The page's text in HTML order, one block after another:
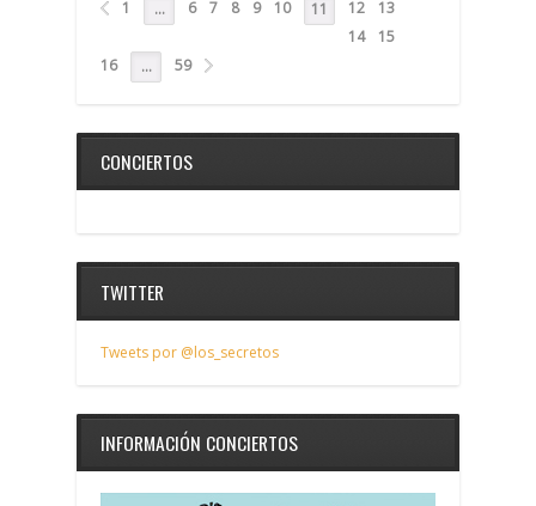
1 … 6 7 8 9 10 11 12
13
14
15
16
… 59
CONCIERTOS
TWITTER
Tweets por @los_secretos
INFORMACIÓN CONCIERTOS